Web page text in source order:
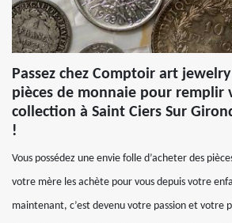
Passez chez Comptoir art
pièces de monnaie pour remplir
collection à Saint Ciers Sur
!
Vous possédez une envie folle d’acheter des
votre mère les achète pour vous depuis votre
maintenant, c’est devenu votre passion et votre